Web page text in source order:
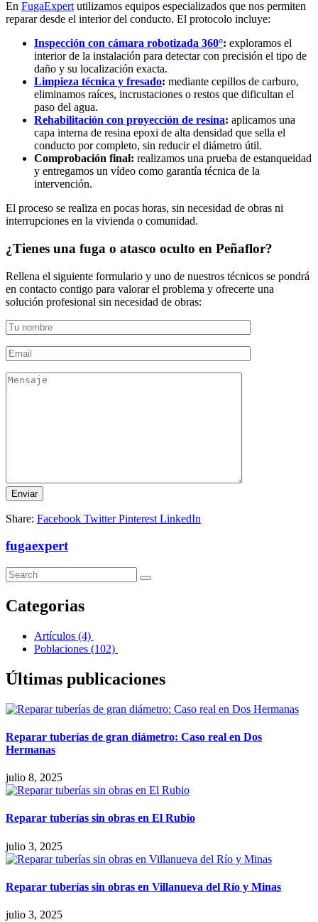
En FugaExpert utilizamos equipos especializados que nos permiten
reparar desde el interior del conducto. El protocolo incluye:
Inspección con cámara robotizada 360°: exploramos el
interior de la instalación para detectar con precisión el tipo de
daño y su localización exacta.
Limpieza técnica y fresado: mediante cepillos de carburo,
eliminamos raíces, incrustaciones o restos que dificultan el
paso del agua.
Rehabilitación con proyección de resina: aplicamos una
capa interna de resina epoxi de alta densidad que sella el
conducto por completo, sin reducir el diámetro útil.
Comprobación final: realizamos una prueba de estanqueidad
y entregamos un vídeo como garantía técnica de la
intervención.
El proceso se realiza en pocas horas, sin necesidad de obras ni
interrupciones en la vivienda o comunidad.
¿Tienes una fuga o atasco oculto en Peñaflor?
Rellena el siguiente formulario y uno de nuestros técnicos se pondrá
en contacto contigo para valorar el problema y ofrecerte una
solución profesional sin necesidad de obras:
Share: Facebook Twitter Pinterest LinkedIn
fugaexpert
Categorias
Artículos (4)
Poblaciones (102)
Últimas publicaciones
Reparar tuberías de gran diámetro: Caso real en Dos
Hermanas
julio 8, 2025
Reparar tuberías sin obras en El Rubio
julio 3, 2025
Reparar tuberías sin obras en Villanueva del Río y Minas
julio 3, 2025